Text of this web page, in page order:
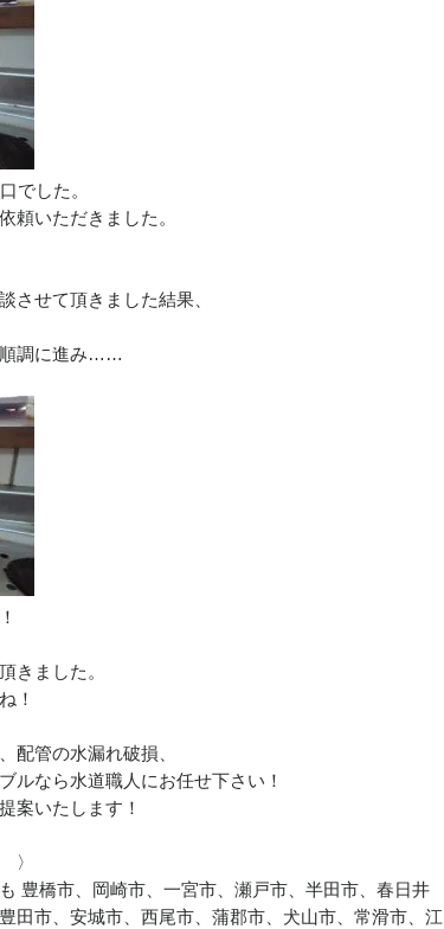
でした。
頼いただきました。
させて頂きました結果、
順調に進み……
きました。
！
配管の水漏れ破損、
ルなら水道職人にお任せ下さい！
案いたします！
〉
豊橋市、岡崎市、一宮市、瀬戸市、半田市、春日井
田市、安城市、西尾市、蒲郡市、犬山市、常滑市、江